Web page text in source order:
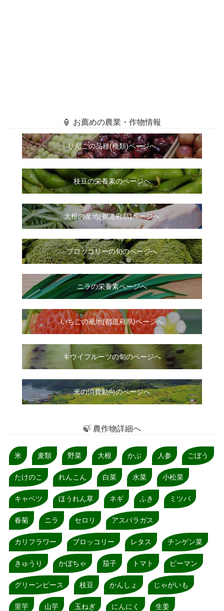
🏮 お薦めの農業・作物情報
りんごの品種(種類)ページへ
枝豆の栄養素のページへ
大根の産地(都道府県)ページへ
ブロッコリーの旬のページへ
ニラの栄養素ページへ
いちごの産地(都道府県)ページへ
キウイフルーツの旬のページへ
米の消費動向のページへ
🍃 農作物詳細へ
米 麦類 野菜 大根 かぶ 人参 ごぼう
たけのこ れんこん 白菜 水菜 小松菜
キャベツ ほうれん草 ネギ ふき ミツバ
春菊 ニラ セロリ アスパラガス
カリフラワー ブロッコリー レタス チンゲン菜
きゅうり かぼちゃ 茄子 トマト ピーマン
グリーンピース 枝豆 かんしょ じゃがいも
里芋 山芋 玉ねぎ にんにく 生姜